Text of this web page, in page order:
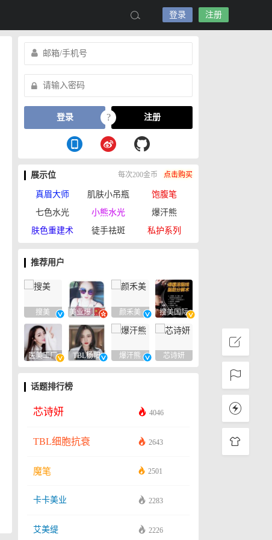
登录 注册
登录 ? 注册
展示位 每次200金币 点击购买
真眉大师 肌肤小吊瓶
饱腹笔
七色水光
小熊水光
爆汗熊
肤色重建术
徒手祛斑 私护系列
推荐用户
搜美 美业爆款平台 颜禾美 搜美国际
医美工厂 TBL杨阳 爆汗熊 芯诗妍
话题排行榜
芯诗妍 4046
TBL细胞抗衰 2643
魔笔 2501
卡卡美业 2283
艾美缇 2226